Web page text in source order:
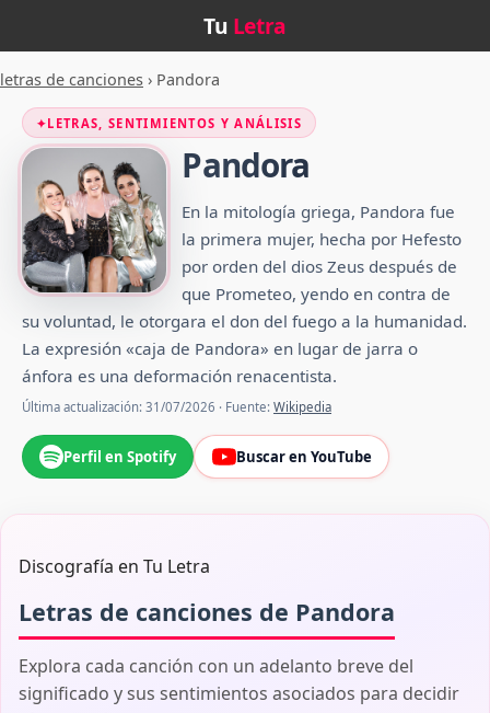
Tu Letra
letras de canciones › Pandora
✦LETRAS, SENTIMIENTOS Y ANÁLISIS
Pandora
En la mitología griega, Pandora fue
la primera mujer, hecha por Hefesto
por orden del dios Zeus después de
que Prometeo, yendo en contra de
su voluntad, le otorgara el don del fuego a la humanidad.
La expresión «caja de Pandora» en lugar de jarra o
ánfora es una deformación renacentista.
Última actualización: 31/07/2026 · Fuente: Wikipedia
Perfil en Spotify Buscar en YouTube
Discografía en Tu Letra
Letras de canciones de Pandora
Explora cada canción con un adelanto breve del
significado y sus sentimientos asociados para decidir